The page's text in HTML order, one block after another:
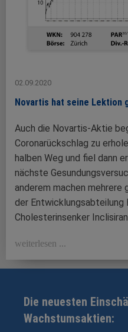
02.09.2020
Novartis hat seine Lektion
Auch die Novartis-Aktie
Coronarückschlag zu
halben Weg und fiel dann
nächste
anderem machen
der Entwicklungsabteilung
Cholesterinsenker
weiterlesen ...
Die neuesten
Wachstumsaktien: